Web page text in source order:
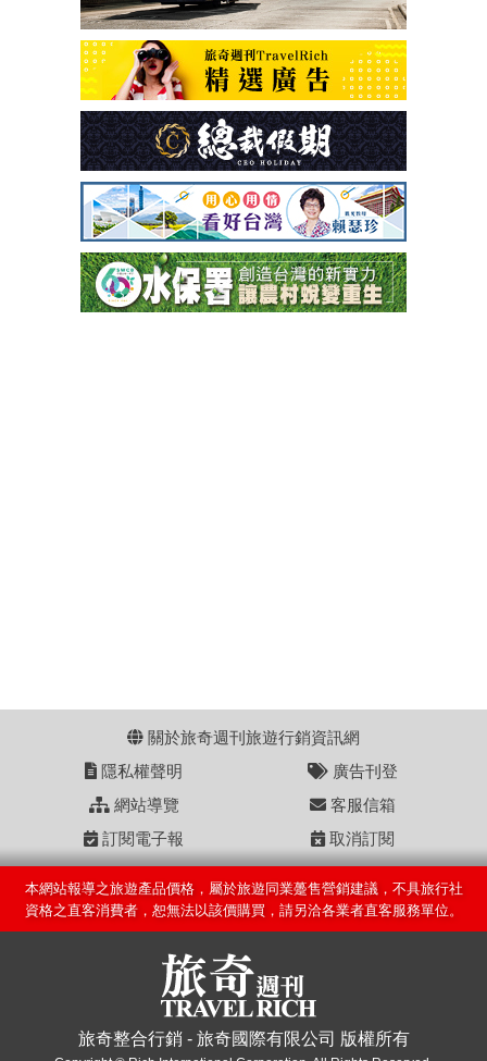
關於旅奇週刊旅遊行銷資訊網
隱私權聲明
廣告刊登
網站導覽
客服信箱
訂閱電子報
取消訂閱
本網站報導之旅遊產品價格，屬於旅遊同業躉售營銷建議，不具旅行社
資格之直客消費者，恕無法以該價購買，請另洽各業者直客服務單位。
旅奇整合行銷 - 旅奇國際有限公司 版權所有